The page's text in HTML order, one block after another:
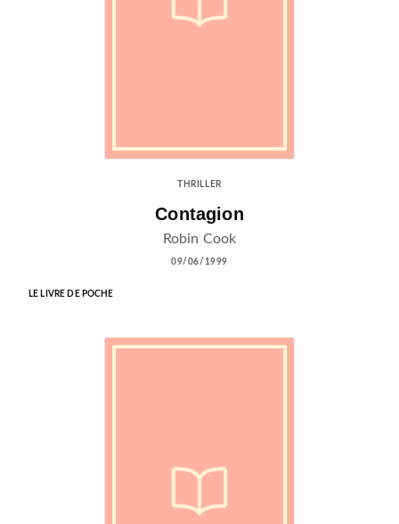
THRILLER
Contagion
Robin Cook
09/06/1999
LE LIVRE DE POCHE